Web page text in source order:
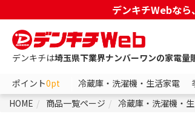
デンキチWebなら
デンキチは埼玉県下業界ナンバーワンの家電量
ポイント0pt 冷蔵庫・洗濯機・生活家電
HOME
商品一覧ページ 冷蔵庫・洗濯機・